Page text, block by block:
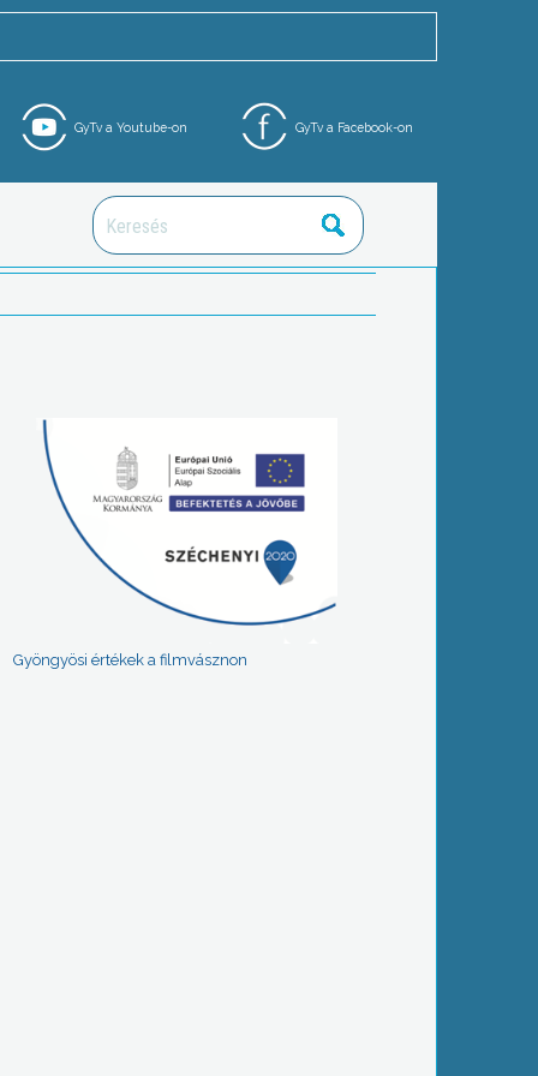
GyTv a Facebook-on
GyTv a Youtube-on
Gyöngyösi értékek a filmvásznon